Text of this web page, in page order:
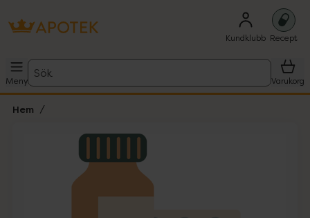
Kundklubb Recept
Meny
Sök
Varukorg
Hem
Lista: . Innehåller 1 objekt.